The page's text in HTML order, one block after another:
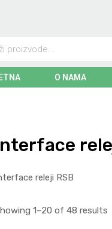
O NAMA
releji RSB
1–20 of 48 results